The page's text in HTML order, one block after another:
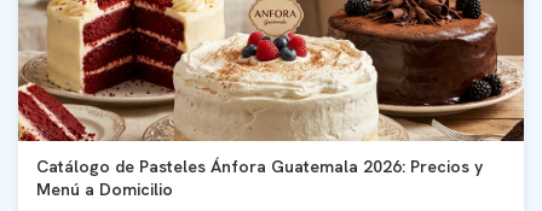
Catálogo de Pasteles Ánfora Guatemala 2026: Precios y
Menú a Domicilio